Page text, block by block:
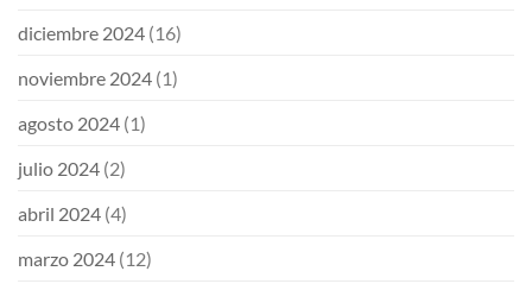
diciembre 2024 (16)
noviembre 2024 (1)
agosto 2024 (1)
julio 2024 (2)
abril 2024 (4)
marzo 2024 (12)